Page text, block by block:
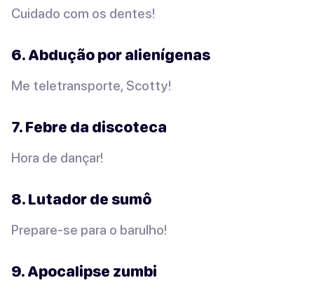
Cuidado com os dentes!
6. Abdução por alienígenas
Me teletransporte, Scotty!
7. Febre da discoteca
Hora de dançar!
8. Lutador de sumô
Prepare-se para o barulho!
9. Apocalipse zumbi